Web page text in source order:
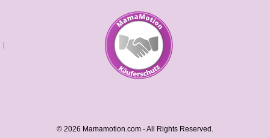
© 2026 Mamamotion.com - All Rights Reserved.